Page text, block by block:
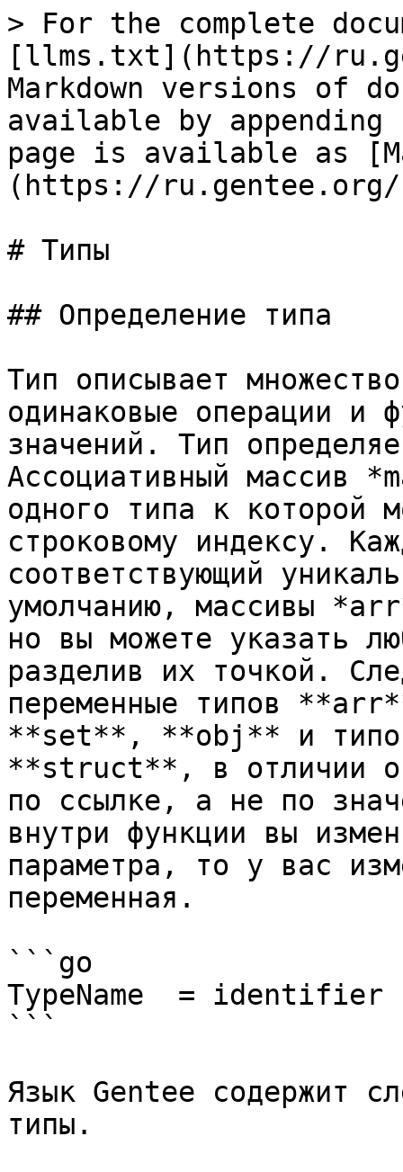
> For the complete
[llms.txt](https://
Markdown versions of
available by
page is available as
(https://ru.gentee.org/
# Типы
## Определение типа
Тип описывает
одинаковые операции и
значений. Тип
Ассоциативный массив
одного типа к которой
строковому индексу.
соответствующий
умолчанию, массивы
но вы можете указать
разделив их точкой.
переменные типов
**set**, **obj** и типов
**struct**, в отличии
по ссылке, а не по
внутри функции вы
параметра, то у вас
переменная.
```go
TypeName  =
```
Язык Gentee содержит
типы.